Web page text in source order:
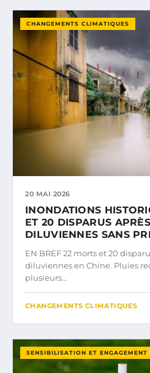
CHANGEMENTS CLIMATIQUES
20 MAI 2026
INONDATIONS
ET 20 DISPARUS
DILUVIENNES SANS
EN BREF 22 morts et 20
diluviennes en Chine. Pluies
plusieurs…
CHANGEMENTS CLIMATIQUES
SENSIBILISATION ET ENGAGEMENT